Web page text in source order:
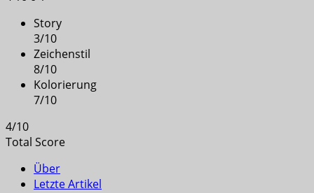
Story
3/10
Zeichenstil
8/10
Kolorierung
7/10
4/10
Total Score
Über
Letzte Artikel